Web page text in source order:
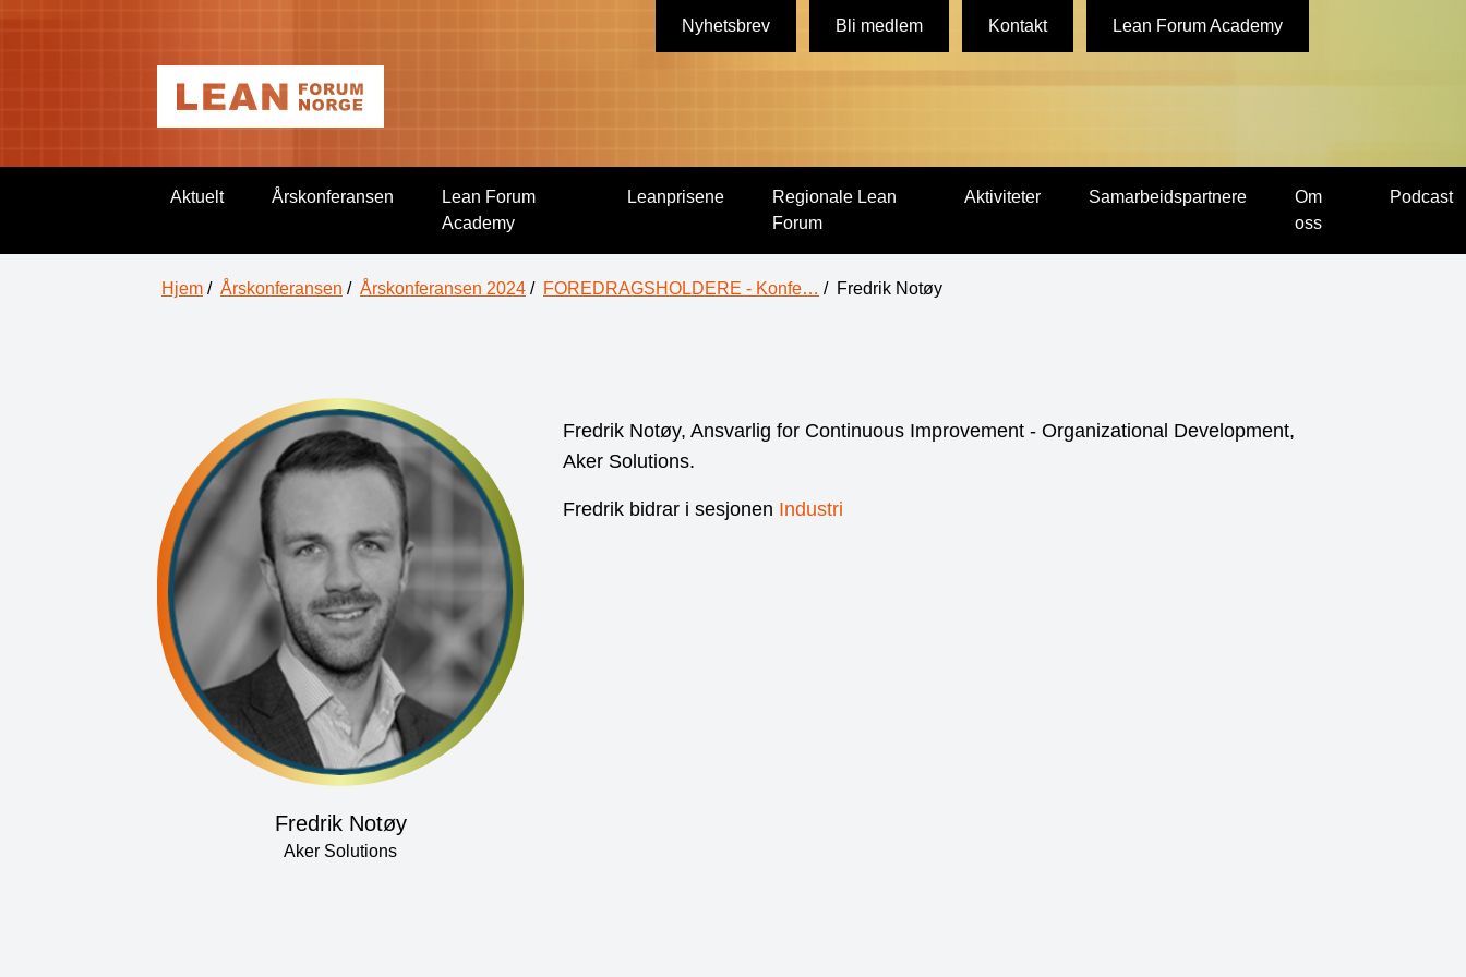
Nyhetsbrev Bli medlem Kontakt Lean Forum Academy
Aktuelt Årskonferansen
Lean Forum
Academy
Leanprisene
Regionale Lean
Forum
Aktiviteter Samarbeidspartnere
Om
oss
Podcast
Hjem / Årskonferansen / Årskonferansen 2024 / FOREDRAGSHOLDERE - Konfe… / Fredrik Notøy
Fredrik Notøy
Aker Solutions
Fredrik Notøy, Ansvarlig for Continuous Improvement - Organizational Development,
Aker Solutions.
Fredrik bidrar i sesjonen Industri